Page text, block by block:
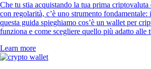
Che tu stia acquistando la tua prima
con regolarità, c’è uno strumento
questa guida spieghiamo cos’è un wallet per
funziona e come scegliere quello più adatto alle
Learn more